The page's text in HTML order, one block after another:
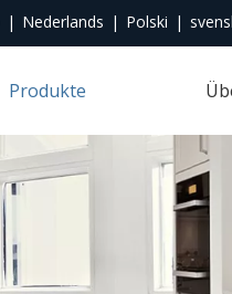
| Nederlands | Polski |
Produkte